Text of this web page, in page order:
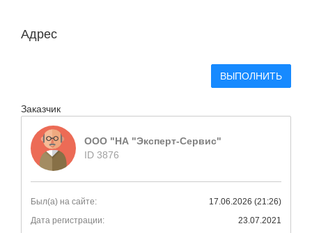
Адрес
ВЫПОЛНИТЬ
Заказчик
ООО "НА "Эксперт-Сервис"
ID 3876
Был(а) на сайте:
17.06.2026 (21:26)
Дата регистрации:
23.07.2021